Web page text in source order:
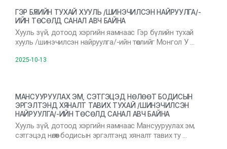
ГЭР БҮЛИЙН ТУХАЙ ХУУЛЬ /ШИНЭЧИЛСЭН НАЙРУУЛГА/-
ИЙН ТӨСӨЛД САНАЛ АВЧ БАЙНА
Хууль зүй, дотоод хэргийн яамнаас Гэр бүлийн тухай
хууль /шинэчилсэн найруулга/-ийн төслийг Монгол У …
2025-10-13
МАНСУУРУУЛАХ ЭМ, СЭТГЭЦЭД НӨЛӨӨТ БОДИСЫН
ЭРГЭЛТЭНД ХЯНАЛТ ТАВИХ ТУХАЙ /ШИНЭЧИЛСЭН
НАЙРУУЛГА/-ИЙН ТӨСӨЛД САНАЛ АВЧ БАЙНА
Хууль зүй, дотоод хэргийн яамнаас Мансууруулах эм,
сэтгэцэд нөлөөт бодисын эргэлтэнд хяналт тавих ту …